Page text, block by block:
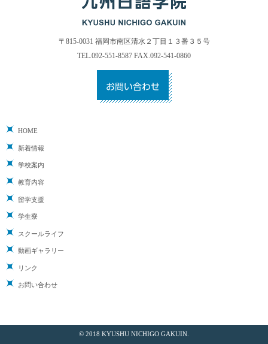
〒815-0031 福岡市南区清水２丁目１３番３５号
TEL.092-551-8587 FAX.092-541-0860
HOME
新着情報
学校案内
教育内容
留学支援
学生寮
スクールライフ
動画ギャラリー
リンク
お問い合わせ
© 2018 KYUSHU NICHIGO GAKUIN.